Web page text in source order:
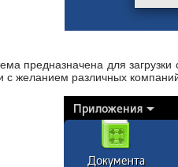
предназначена для
с желанием различных